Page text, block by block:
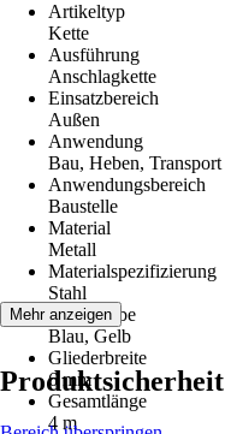
Artikeltyp
Kette
Ausführung
Anschlagkette
Einsatzbereich
Außen
Anwendung
Bau, Heben, Transport
Anwendungsbereich
Baustelle
Material
Metall
Materialspezifizierung
Stahl
Grundfarbe
Blau, Gelb
Gliederbreite
6 mm
Gesamtlänge
4 m
Mehr anzeigen
Produktsicherheit